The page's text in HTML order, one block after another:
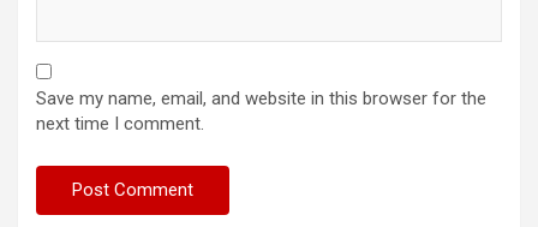
Save my name, email, and website in this browser for the
next time I comment.